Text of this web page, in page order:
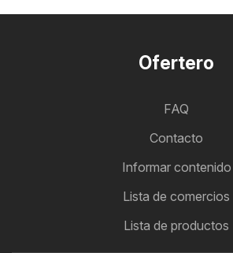
Ofertero
FAQ
Contacto
Informar contenido
Lista de comercios
Lista de productos